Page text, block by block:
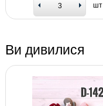
шт
Ви дивилися